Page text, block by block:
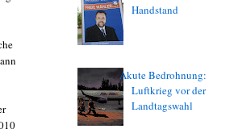
Handstand
Akute Bedrohnung:
Luftkrieg vor der
Landtagswahl